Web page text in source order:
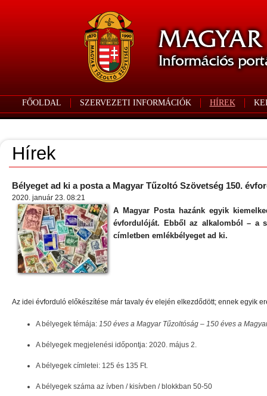
FŐOLDAL SZERVEZETI INFORMÁCIÓK HÍREK
Hírek
Bélyeget ad ki a posta a Magyar Tűzoltó Szövetség 150.
2020. január 23. 08:21
A Magyar Posta hazánk egyik
évfordulóját. Ebből az alkalomból – a
címletben emlékbélyeget ad ki.
Az idei évforduló előkészítése már tavaly év elején elkezdődött; ennek egyik
A bélyegek témája: 150 éves a Magyar Tűzoltóság – 150 éves a
A bélyegek megjelenési időpontja: 2020. május 2.
A bélyegek címletei: 125 és 135 Ft.
A bélyegek száma az ívben / kisívben / blokkban 50-50